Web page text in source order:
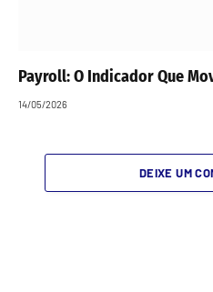
Payroll: O Indicador Que
14/05/2026
DEIXE UM